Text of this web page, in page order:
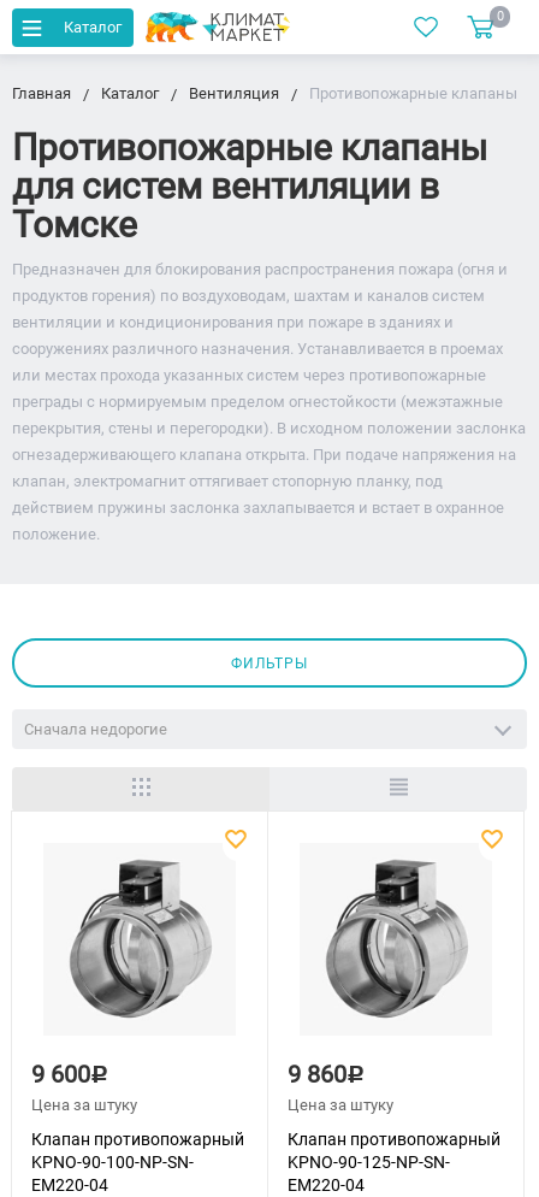
Каталог
0
Главная Каталог Вентиляция Противопожарные клапаны
Противопожарные клапаны
для систем вентиляции в
Томске
Предназначен для блокирования распространения пожара (огня и
продуктов горения) по воздуховодам, шахтам и каналов систем
вентиляции и кондиционирования при пожаре в зданиях и
сооружениях различного назначения. Устанавливается в проемах
или местах прохода указанных систем через противопожарные
преграды с нормируемым пределом огнестойкости (межэтажные
перекрытия, стены и перегородки). В исходном положении заслонка
огнезадерживающего клапана открыта. При подаче напряжения на
клапан, электромагнит оттягивает стопорную планку, под
действием пружины заслонка захлапывается и встает в охранное
положение.
ФИЛЬТРЫ
Сначала недорогие
9 600Р
Цена за штуку
Клапан противопожарный
KPNO-90-100-NP-SN-
EM220-04
9 860Р
Цена за штуку
Клапан противопожарный
KPNO-90-125-NP-SN-
EM220-04